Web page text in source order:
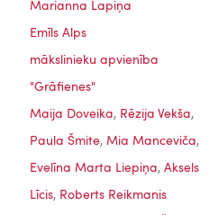
Marianna Lapiņa
Emīls Alps
mākslinieku apvienība
"Grāfienes"
Maija Doveika, Rēzija Vekša,
Paula Šmite, Mia Manceviča,
Evelīna Marta Liepiņa, Aksels
Līcis, Roberts Reikmanis